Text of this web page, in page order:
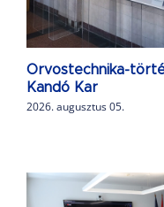
Orvostechnika-
Kandó Kar
2026. augusztus 05.